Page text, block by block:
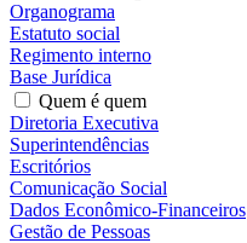
Organograma
Estatuto social
Regimento interno
Base Jurídica
Quem é quem
Diretoria Executiva
Superintendências
Escritórios
Comunicação Social
Dados Econômico-Financeiros
Gestão de Pessoas